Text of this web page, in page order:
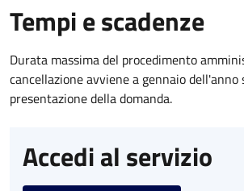
Tempi e scadenze
Durata massima del procedimento
cancellazione avviene a gennaio dell'anno
presentazione della domanda.
Accedi al servizio